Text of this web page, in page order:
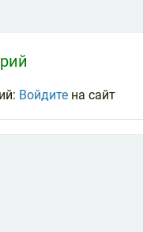
Войдите на сайт